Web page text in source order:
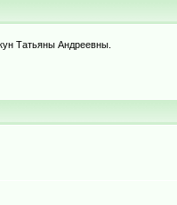
Татьяны Андреевны.